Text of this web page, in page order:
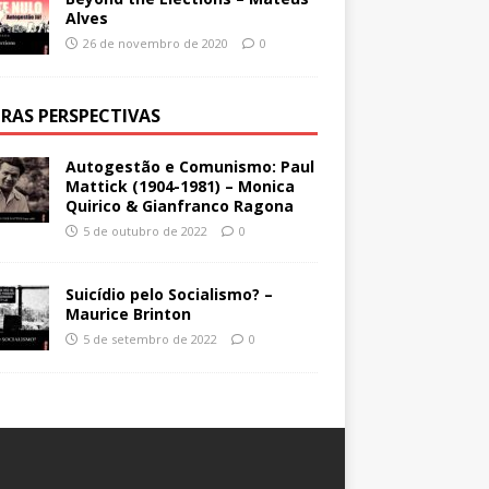
Alves
26 de novembro de 2020 0
PERSPECTIVAS
Autogestão e Comunismo: Paul
Mattick (1904-1981) – Monica
Quirico & Gianfranco Ragona
5 de outubro de 2022 0
Suicídio pelo Socialismo? –
Maurice Brinton
5 de setembro de 2022 0